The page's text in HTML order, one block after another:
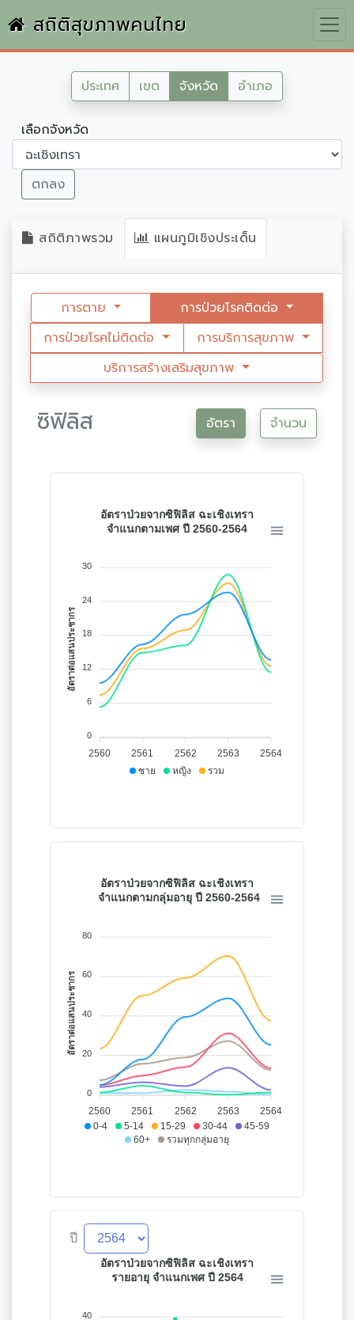
สถิติสุขภาพคนไทย
ประเทศ เขต จังหวัด อำเภอ
เลือกจังหวัด
ตกลง
สถิติภาพรวม แผนภูมิเชิงประเด็น
การตาย
การป่วยโรคติดต่อ
การป่วยโรคไม่ติดต่อ
การบริการสุขภาพ
บริการสร้างเสริมสุขภาพ
ซิฟิลิส อัตรา จำนวน